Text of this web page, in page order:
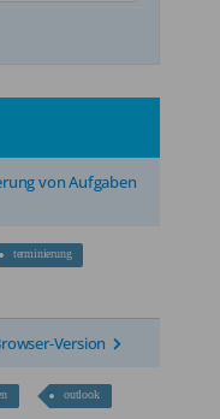
von Aufgaben
terminierung
Version
outlook